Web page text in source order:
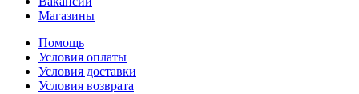
Магазины
Помощь
Условия оплаты
Условия доставки
Условия возврата